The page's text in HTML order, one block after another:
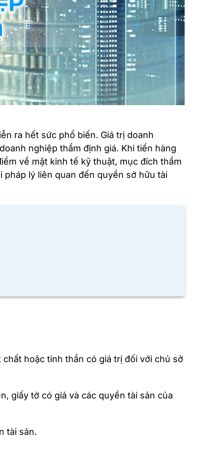
ra hết sức phổ biến. Giá trị doanh
nghiệp thẩm định giá. Khi tiến hàng
về mặt kinh tế kỹ thuật, mục đích thẩm
lý liên quan đến quyền sở hữu tài
hoặc tinh thần có giá trị đối với chủ sở
giấy tờ có giá và các quyền tài sản của
tài sản.